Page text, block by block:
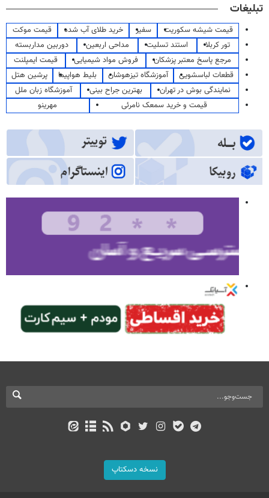
تبلیغات
قیمت شیشه سکوریت سفیر خرید طلای آب شده
قیمت موکت
تور کربلا
استند تسلیت مداحی اربعین
دوربین مداربسته
مرجع پاسخ معتبر پزشکان
فروش مواد شیمیایی
قیمت ایمپلنت
قطعات لباسشویی
آموزشگاه تیزهوشان بلیط هواپیما
پرشین هتل
نمایندگی بوش در تهران
بهترین جراح بینی
آموزشگاه زبان ملل
قیمت و خرید سمعک نامرئی
مهرینو
نسخه دسکتاپ